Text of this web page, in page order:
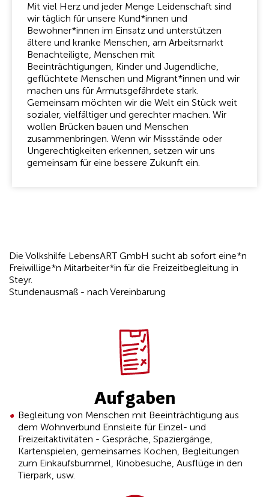
Mit viel Herz und jeder Menge Leidenschaft sind
wir täglich für unsere Kund*innen und
Bewohner*innen im Einsatz und unterstützen
ältere und kranke Menschen, am Arbeitsmarkt
Benachteiligte, Menschen mit
Beeinträchtigungen, Kinder und Jugendliche,
geflüchtete Menschen und Migrant*innen und wir
machen uns für Armutsgefährdete stark.
Gemeinsam möchten wir die Welt ein Stück weit
sozialer, vielfältiger und gerechter machen. Wir
wollen Brücken bauen und Menschen
zusammenbringen. Wenn wir Missstände oder
Ungerechtigkeiten erkennen, setzen wir uns
gemeinsam für eine bessere Zukunft ein.
Die Volkshilfe LebensART GmbH sucht ab sofort eine*n
Freiwillige*n Mitarbeiter*in für die Freizeitbegleitung in
Steyr.
Stundenausmaß - nach Vereinbarung
Aufgaben
Begleitung von Menschen mit Beeinträchtigung aus
dem Wohnverbund Ennsleite für Einzel- und
Freizeitaktivitäten - Gespräche, Spaziergänge,
Kartenspielen, gemeinsames Kochen, Begleitungen
zum Einkaufsbummel, Kinobesuche, Ausflüge in den
Tierpark, usw.